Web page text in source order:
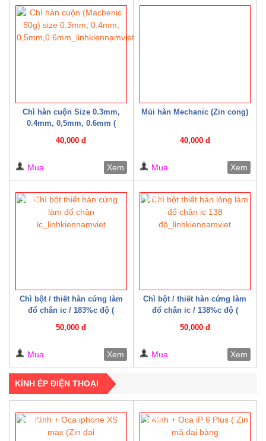
Chì hàn cuộn Size 0.3mm,
0.4mm, 0,5mm, 0.6mm (
40,000 đ
Mua Xem
Mủi hàn Mechanic (Zin cong)
40,000 đ
Mua Xem
Chì bột / thiết hàn cứng làm
đổ chân ic / 183%c độ (
50,000 đ
33%
Mua Xem
Chì bột / thiết hàn cứng làm
đổ chân ic / 138%c độ (
50,000 đ
17%
Mua Xem
KÍNH ÉP ĐIỆN THOẠI
20% 32%